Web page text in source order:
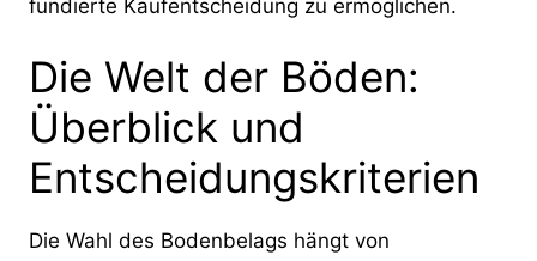
fundierte Kaufentscheidung zu ermöglichen.
Die Welt der Böden:
Überblick und
Entscheidungskriterien
Die Wahl des Bodenbelags hängt von